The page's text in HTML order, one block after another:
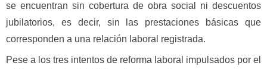
se encuentran sin cobertura de obra social ni descuentos
jubilatorios, es decir, sin las prestaciones básicas que
corresponden a una relación laboral registrada.
Pese a los tres intentos de reforma laboral impulsados por el